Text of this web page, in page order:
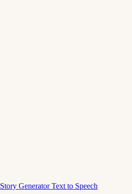
Story GeneratorText to Speech